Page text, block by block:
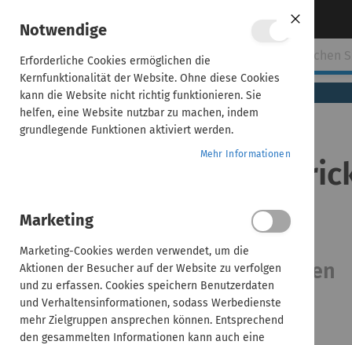
zum
Inhalt
Kontakt aufnehmen
ADDISONAKTE
(tse:nit,
cs:Plus)
SBSHandwerk
- 2026.05
ADDISON | Tipps &
2026.05
Fibu-Datencenter; Auswertungen
Close
Cookie
Notwendige
Erforderliche Cookies ermöglichen die
Kernfunktionalität der Website. Ohne diese Cookies
kann die Website nicht richtig funktionieren. Sie
helfen, eine Website nutzbar zu machen, indem
grundlegende Funktionen aktiviert werden.
Mehr Informationen
Marketing
Marketing-Cookies werden verwendet, um die
Aktionen der Besucher auf der Website zu verfolgen
und zu erfassen. Cookies speichern Benutzerdaten
und Verhaltensinformationen, sodass Werbedienste
mehr Zielgruppen ansprechen können. Entsprechend
den gesammelten Informationen kann auch eine